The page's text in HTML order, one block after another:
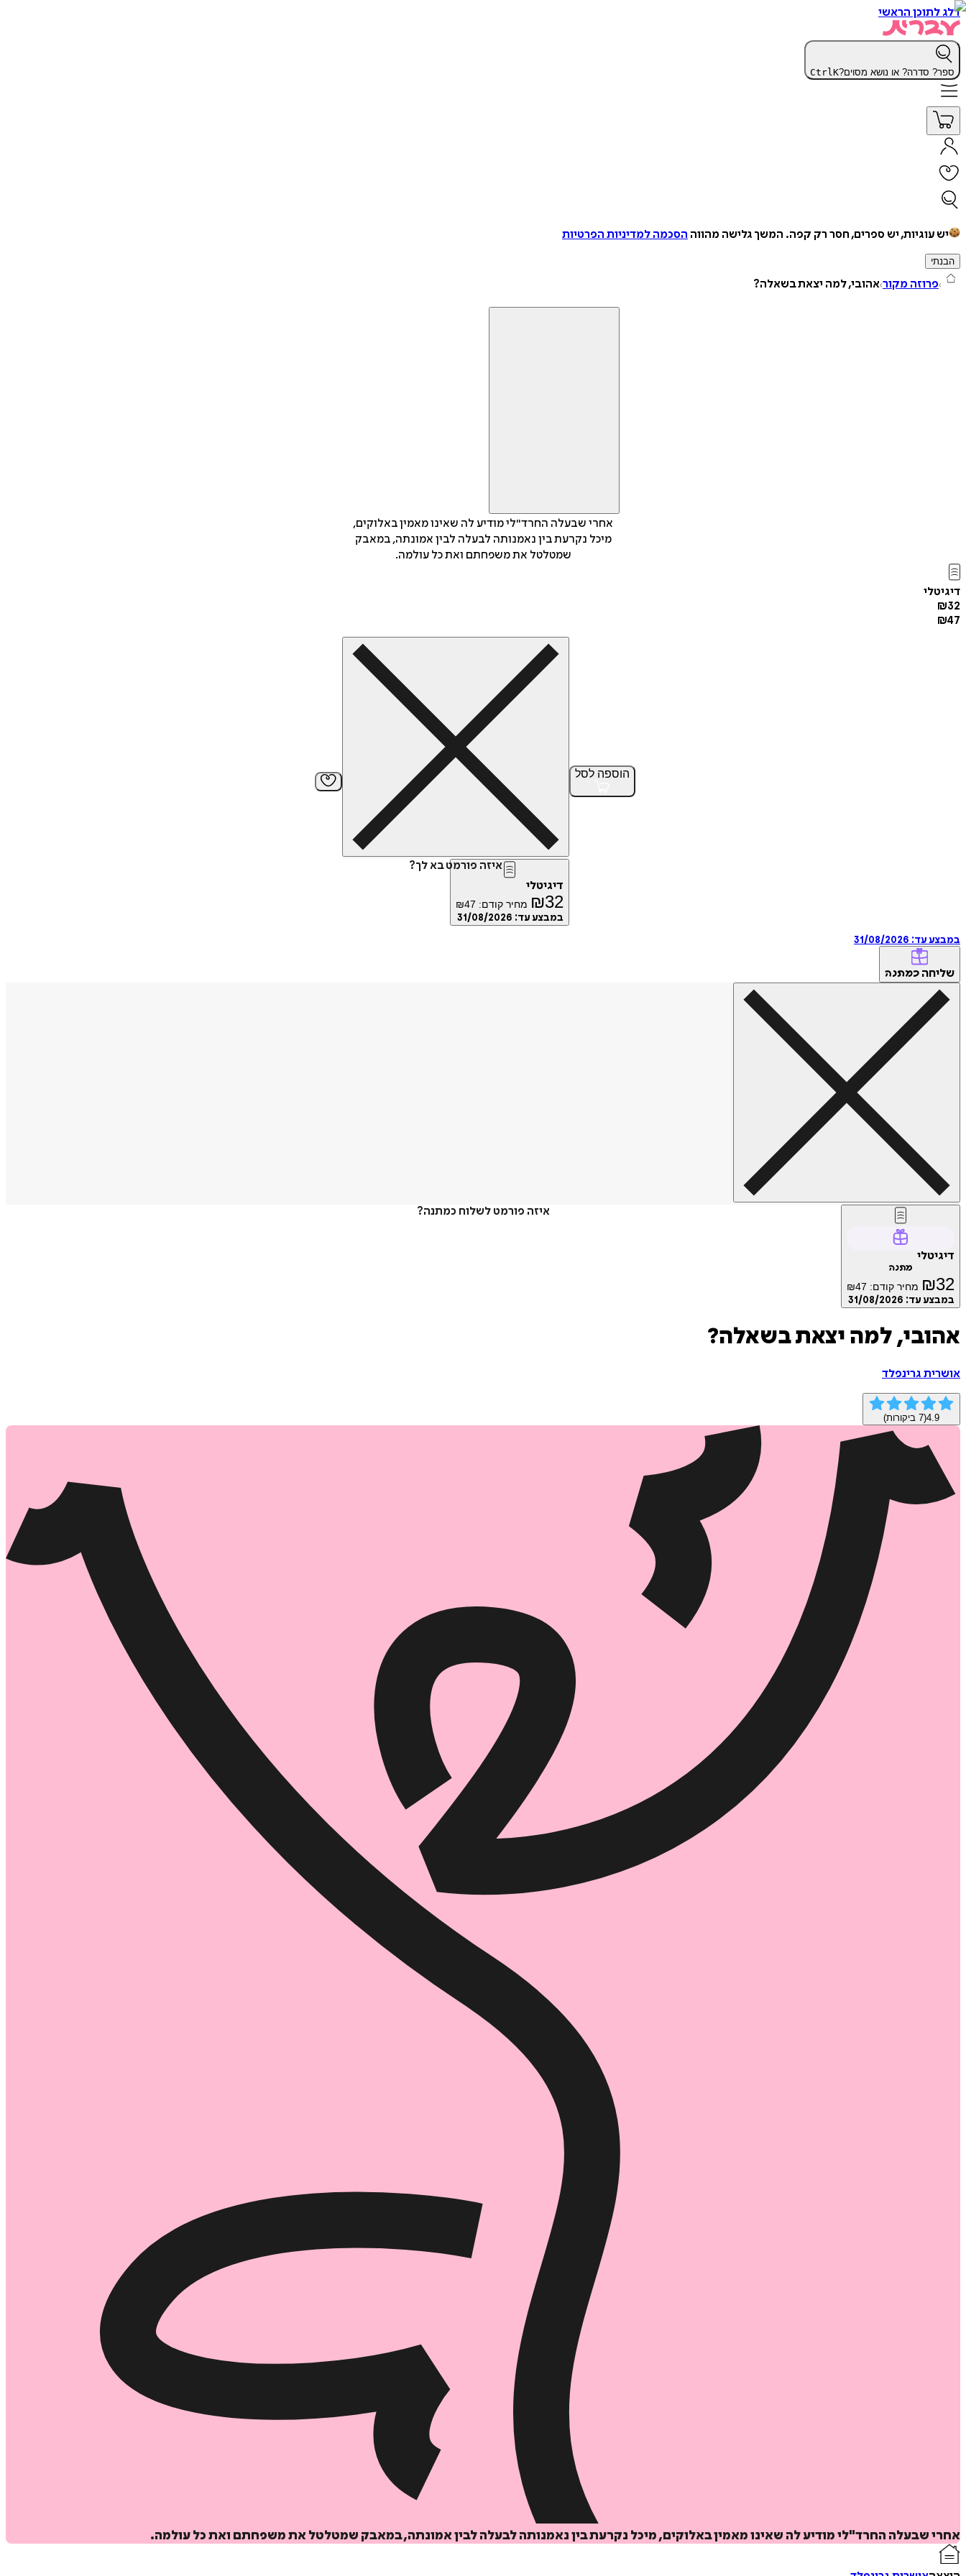
דלג לתוכן הראשי
ספר? סדרה? או נושא מסוים? CtrlK
יש עוגיות, יש ספרים, חסר רק קפה. המשך גלישה מהווה הסכמה למדיניות הפרטיות
הבנתי
פרוזה מקור אהובי, למה יצאת בשאלה?
אחרי שבעלה החרד"לי מודיע לה שאינו מאמין באלוקים,
מיכל נקרעת בין נאמנותה לבעלה לבין אמונתה, במאבק
שמטלטל את משפחתם ואת כל עולמה.
דיגיטלי
₪32
₪47
הוספה לסל
איזה פורמט בא לך?
דיגיטלי
₪32 מחיר קודם: ₪47
במבצע עד: 31/08/2026
במבצע עד: 31/08/2026
שליחה כמתנה
איזה פורמט לשלוח כמתנה?
דיגיטלי
מתנה
₪32 מחיר קודם: ₪47
במבצע עד: 31/08/2026
איזה פורמט בא לך?
₪32 מחיר קודם:
אהובי, למה יצאת בשאלה?
אושרית גרינפלד
4.9
(
7 ביקורות)
אחרי שבעלה החרד"לי מודיע לה שאינו מאמין באלוקים, מיכל נקרעת בין נאמנותה לבעלה לבין אמונתה, במאבק שמטלטל את משפחתם ואת כל עולמה.